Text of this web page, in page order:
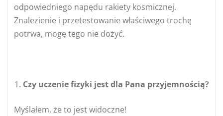
odpowiedniego napędu rakiety kosmicznej.
Znalezienie i przetestowanie właściwego trochę
potrwa, mogę tego nie dożyć.
Czy uczenie fizyki jest dla Pana przyjemnością?
Myślałem, że to jest widoczne!